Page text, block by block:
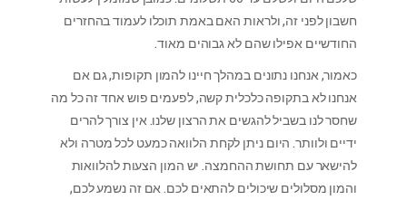
חשבון לפני זה, ולראות האם באמת תוכלו לעמוד בהחזרים
החודשיים אפילו שהם לא גבוהים מאוד.
כאמור, אנחנו נתונים במהלך חיינו להמון תקופות, גם אם
אנחנו לא בתקופה כלכלית קשה, לפעמים פוש אחד זה כל מה
שחסר לנו בשביל להגשים את הרצון שלנו. אין צורך להרים
ידיים ולוותר. היום ניתן לקחת הלוואה כמעט לכל מטרה ולא
להישאר עם תחושת ההחמצה. יש המון הצעות להלוואות
והמון מסלולים שיכולים להתאים לכם. אם זה נשמע לכם,